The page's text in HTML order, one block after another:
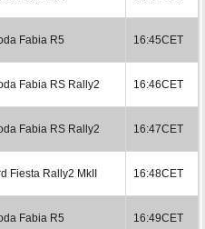
Fabia R5 16:45CET
Fabia RS Rally2 16:46CET
Fabia RS Rally2 16:47CET
Fiesta Rally2 MkII 16:48CET
Fabia R5 16:49CET